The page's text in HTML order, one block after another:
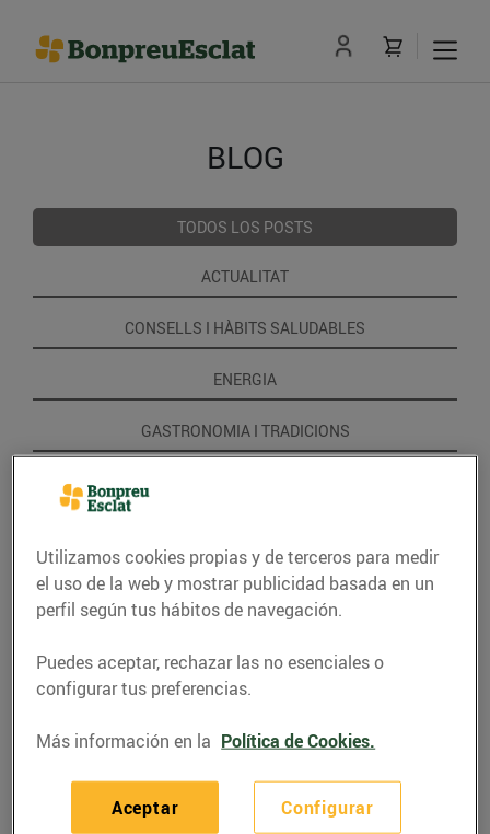
BLOG
TODOS LOS POSTS
ACTUALITAT
CONSELLS I HÀBITS SALUDABLES
ENERGIA
GASTRONOMIA I TRADICIONS
RECETAS
Utilizamos cookies propias y de terceros para medir
el uso de la web y mostrar publicidad basada en un
perfil según tus hábitos de navegación.
Puedes aceptar, rechazar las no esenciales o
configurar tus preferencias.
Más información en la Política de Cookies.
Configurar
Aceptar